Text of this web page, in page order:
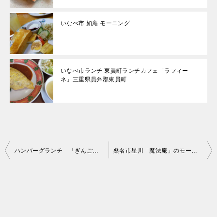
いなべ市 如庵 モーニング
いなべ市ランチ 東員町ランチカフェ「ラフィー
ネ」三重県員弁郡東員町
投
ハンバーグランチ 「ぎんごんちゃん」桑名店 桑名市星川「魔法庵」のモーニング